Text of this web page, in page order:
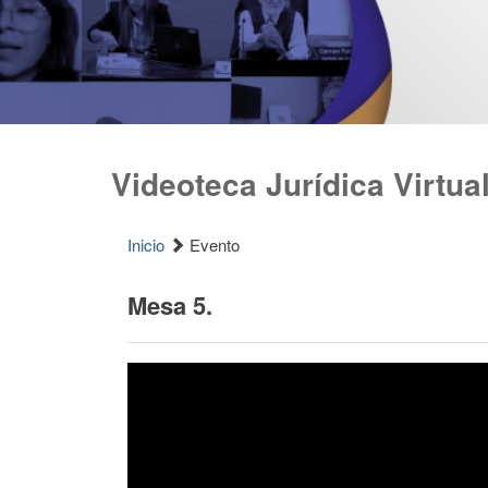
Videoteca Jurídica
Inicio Evento
Mesa 5.